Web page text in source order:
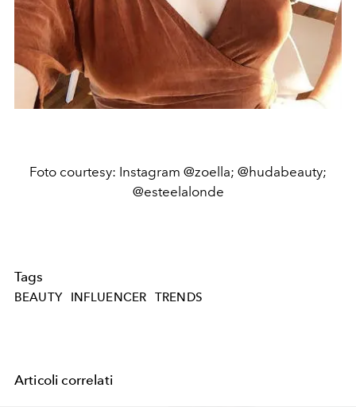
Foto courtesy: Instagram @zoella; @hudabeauty;
@esteelalonde
Tags
BEAUTY INFLUENCER TRENDS
Articoli correlati